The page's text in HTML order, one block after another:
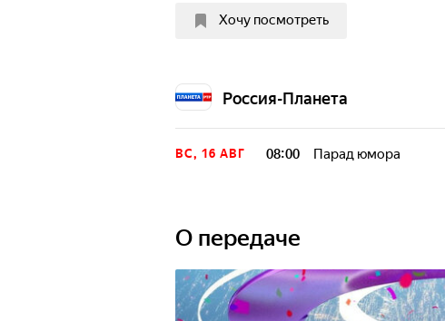
Хочу посмотреть
Россия-Планета
ВС, 16 АВГ 08:00 Парад юмора
О передаче